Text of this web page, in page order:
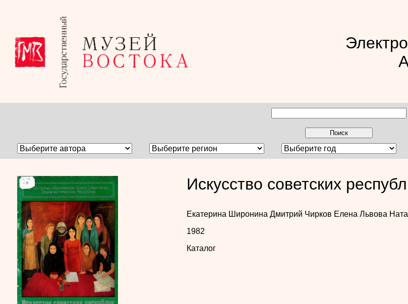
Искусство советских
Екатерина Широнина Дмитрий Чирков Елена Львова
1982
Каталог